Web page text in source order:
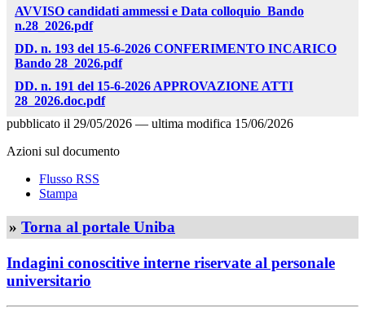
AVVISO candidati ammessi e Data colloquio_Bando
n.28_2026.pdf
DD. n. 193 del 15-6-2026 CONFERIMENTO INCARICO
Bando 28_2026.pdf
DD. n. 191 del 15-6-2026 APPROVAZIONE ATTI
28_2026.doc.pdf
pubblicato il 29/05/2026 — ultima modifica 15/06/2026
Azioni sul documento
Flusso RSS
Stampa
» Torna al portale Uniba
Indagini conoscitive interne riservate al personale
universitario